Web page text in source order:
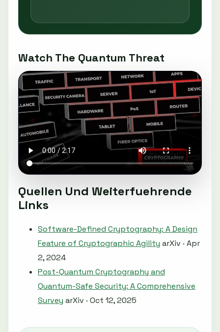
Watch The Quantum Threat
Quellen Und Weiterfuehrende
Links
Software-Defined Cryptography: A Design
Feature of Cryptographic Agility arXiv · Apr
2, 2024
Post-Quantum Cryptography and
Quantum-Safe Security: A Comprehensive
Survey arXiv · Oct 12, 2025